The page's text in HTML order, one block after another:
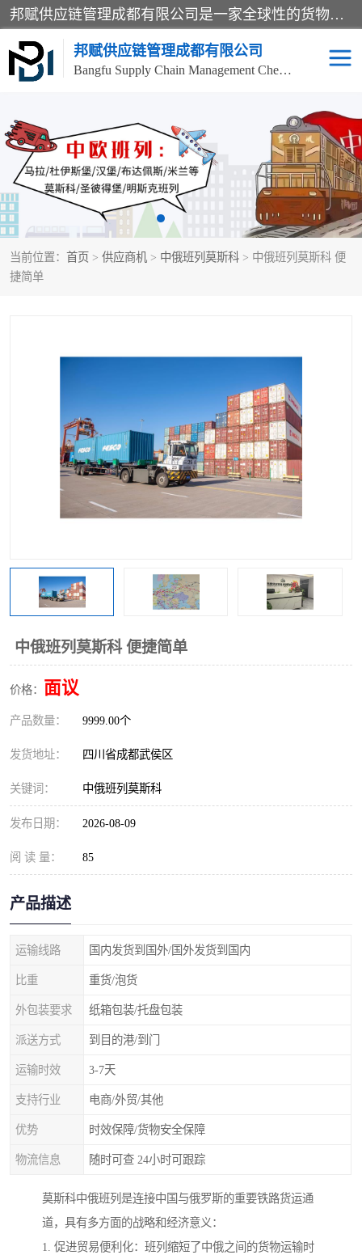
邦赋供应链管理成都有限公司是一家全球性的货物运输代理公司，主要从事：波兰中欧班列、德国中欧班列、出口莫斯科班列、中欧班列进口、蓉欧铁路、成都出口空运等业务，同时亦提供报关、报检、仓储、码头操作等服务。
邦赋供应链管理成都有限公司
Bangfu Supply Chain Management Chengdu Co.,LTD
当前位置： 首页 > 供应商机 > 中俄班列莫斯科 > 中俄班列莫斯科 便
捷简单
中俄班列莫斯科 便捷简单
价格： 面议
产品数量： 9999.00个
发货地址： 四川省成都武侯区
关键词： 中俄班列莫斯科
发布日期： 2026-08-09
阅 读 量： 85
产品描述
运输线路 国内发货到国外/国外发货到国内
比重 重货/泡货
外包装要求 纸箱包装/托盘包装
派送方式 到目的港/到门
运输时效 3-7天
支持行业 电商/外贸/其他
优势 时效保障/货物安全保障
物流信息 随时可查 24小时可跟踪
莫斯科中俄班列是连接中国与俄罗斯的重要铁路货运通
道，具有多方面的战略和经济意义：
1. 促进贸易便利化：班列缩短了中俄之间的货物运输时
进出口门到门 成都中欧班列
国际汽运 国际空运
食品进口物流清关 南美海运
中欧班列进口红酒啤酒
蓉欧班列进口机械设备 马来西亚物流
东南亚铁路 铁路出口拼箱/整柜